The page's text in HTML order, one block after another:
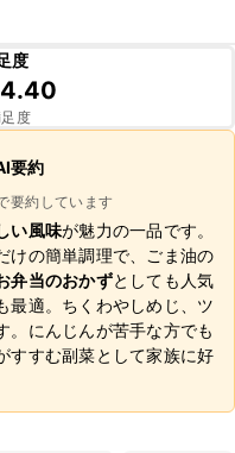
度
4.40
度
要約
要約しています
い風味が魅力の一品です。
けの簡単調理で、ごま油の
弁当のおかずとしても人気
最適。ちくわやしめじ、ツ
。にんじんが苦手な方でも
すすむ副菜として家族に好